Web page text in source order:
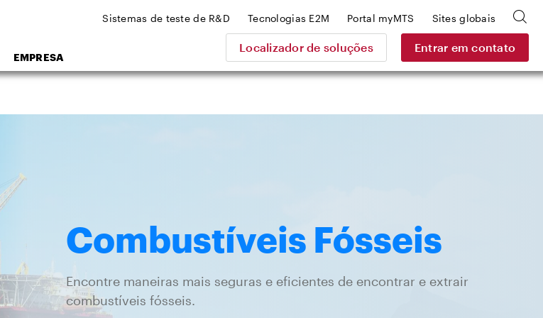
EMPRESA
Localizador de soluções Entrar em contato
Sistemas de teste de R&D Tecnologias E2M Portal myMTS Sites globais
Combustíveis Fósseis
Encontre maneiras mais seguras e eficientes de encontrar e extrair
combustíveis fósseis.